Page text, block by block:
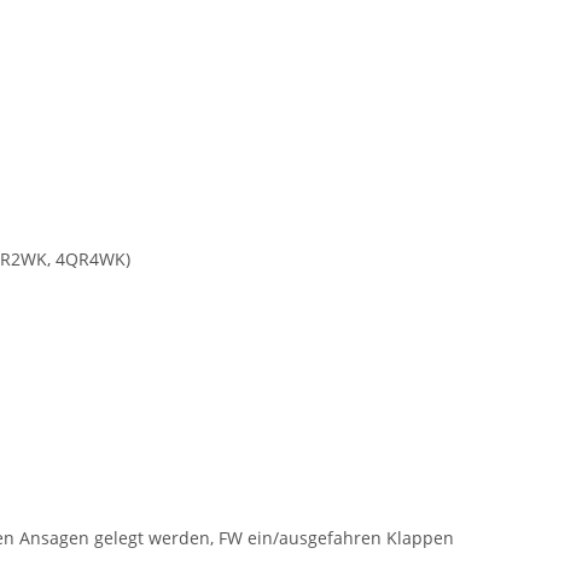
4QR4WK)
Ansagen gelegt werden, FW ein/ausgefahren Klappen